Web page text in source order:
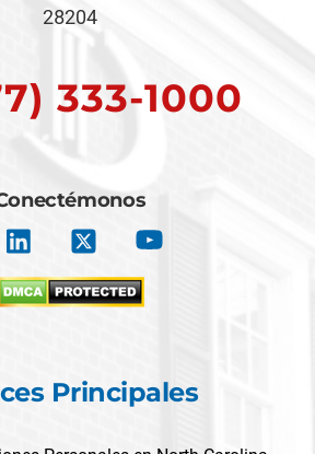
28204
333-1000
Principales